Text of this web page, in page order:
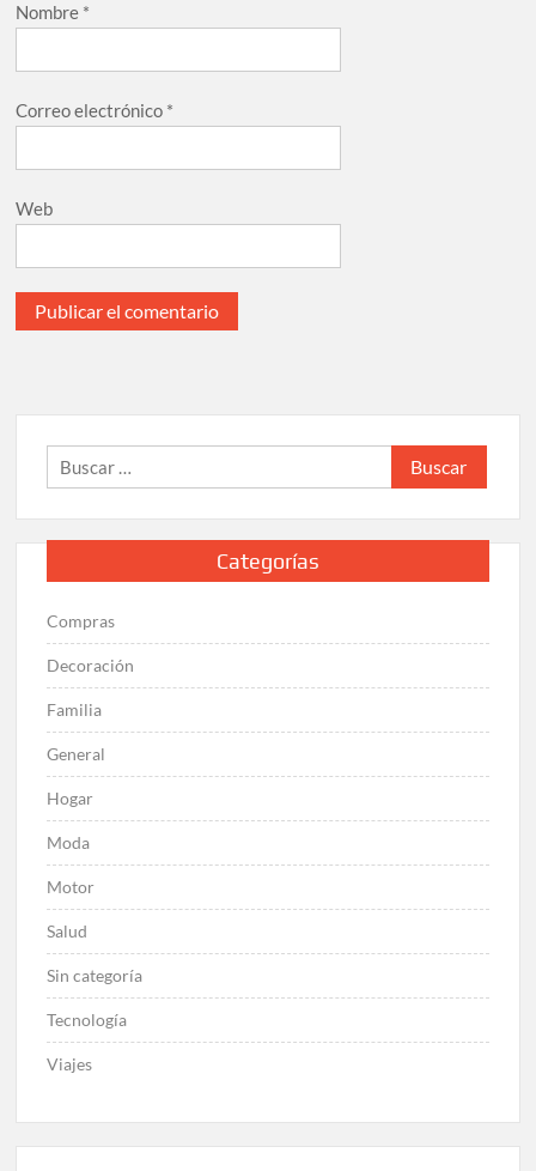
Nombre *
Correo electrónico *
Web
Buscar:
Categorías
Compras
Decoración
Familia
General
Hogar
Moda
Motor
Salud
Sin categoría
Tecnología
Viajes